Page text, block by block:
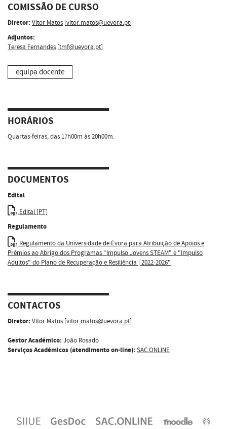
COMISSÃO DE CURSO
Diretor: Vítor Matos [vitor.matos@uevora.pt]
Adjuntos:
Teresa Fernandes [tmf@uevora.pt]
equipa docente
HORÁRIOS
Quartas-feiras, das 17h00m às 20h00m.
DOCUMENTOS
Edital
Edital [PT]
Regulamento
Regulamento da Universidade de Évora para Atribuição de Apoios e
Prémios ao Abrigo dos Programas "Impulso Jovens STEAM" e "Impulso
Adultos" do Plano de Recuperação e Resiliência | 2022-2026"
CONTACTOS
Diretor: Vítor Matos [vitor.matos@uevora.pt]
Gestor Académico: João Rosado
Serviços Académicos (atendimento on-line): SAC.ONLINE